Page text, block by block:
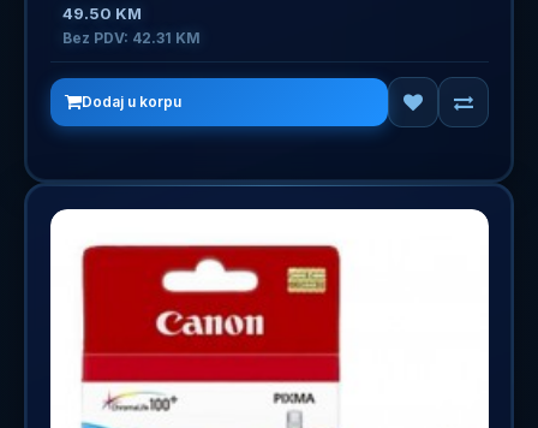
49.50 KM
Bez PDV: 42.31 KM
Dodaj u korpu